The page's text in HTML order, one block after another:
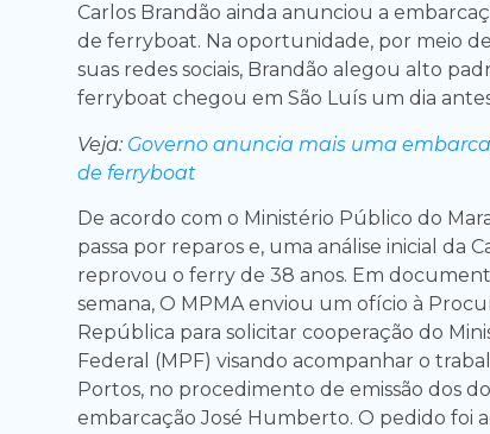
Carlos Brandão ainda anunciou a
de ferryboat. Na oportunidade, por meio
suas redes sociais, Brandão alegou alto
ferryboat chegou em São Luís um dia
Veja: Governo anuncia mais uma
de ferryboat
De acordo com o Ministério Público do
passa por reparos e, uma análise inicial da
reprovou o ferry de 38 anos. Em
semana, O MPMA enviou um ofício à
República para solicitar cooperação do
Federal (MPF) visando acompanhar o
Portos, no procedimento de emissão dos
embarcação José Humberto. O pedido foi